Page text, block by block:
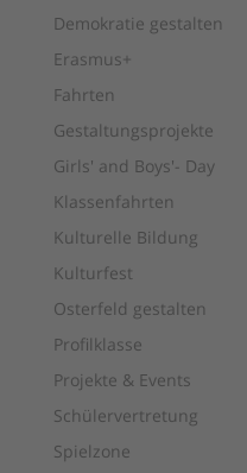
Demokratie gestalten
Erasmus+
Fahrten
Gestaltungsprojekte
Girls' and Boys'- Day
Klassenfahrten
Kulturelle Bildung
Kulturfest
Osterfeld gestalten
Profilklasse
Projekte & Events
Schülervertretung
Spielzone